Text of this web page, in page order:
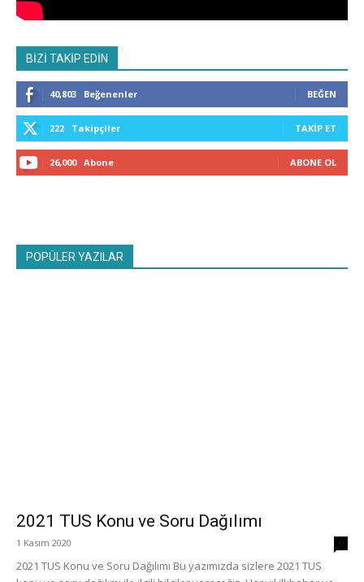
BİZİ TAKİP EDİN
40,803 Beğenenler BEĞEN
222 Takipçiler TAKIP ET
26,000 Abone ABONE OL
POPÜLER YAZILAR
2021 TUS Konu ve Soru Dağılımı
1 Kasım 2020
2021 TUS Konu ve Soru Dağılımı Bu yazımızda sizlere 2021 TUS